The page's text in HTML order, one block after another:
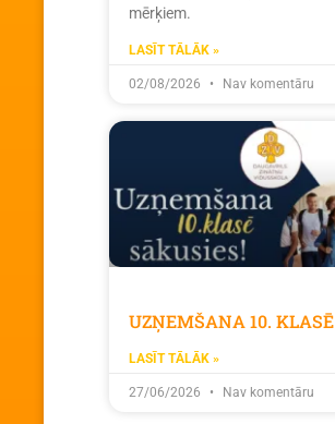
mērķiem.
LASĪT TĀLĀK »
02/08/2026 Nav komentāru
UZŅEMŠANA 10. KLASĒ
LASĪT TĀLĀK »
27/06/2026 Nav komentāru